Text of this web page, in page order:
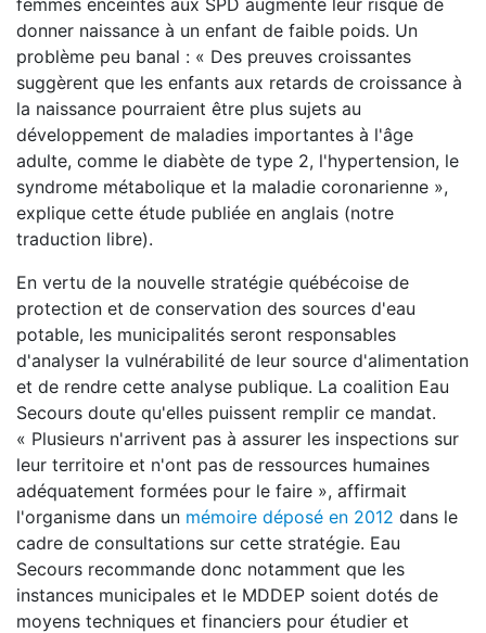
femmes enceintes aux SPD augmente leur risque de
donner naissance à un enfant de faible poids. Un
problème peu banal : « Des preuves croissantes
suggèrent que les enfants aux retards de croissance à
la naissance pourraient être plus sujets au
développement de maladies importantes à l'âge
adulte, comme le diabète de type 2, l'hypertension, le
syndrome métabolique et la maladie coronarienne »,
explique cette étude publiée en anglais (notre
traduction libre).
En vertu de la nouvelle stratégie québécoise de
protection et de conservation des sources d'eau
potable, les municipalités seront responsables
d'analyser la vulnérabilité de leur source d'alimentation
et de rendre cette analyse publique. La coalition Eau
Secours doute qu'elles puissent remplir ce mandat.
« Plusieurs n'arrivent pas à assurer les inspections sur
leur territoire et n'ont pas de ressources humaines
adéquatement formées pour le faire », affirmait
l'organisme dans un mémoire déposé en 2012 dans le
cadre de consultations sur cette stratégie. Eau
Secours recommande donc notamment que les
instances municipales et le MDDEP soient dotés de
moyens techniques et financiers pour étudier et